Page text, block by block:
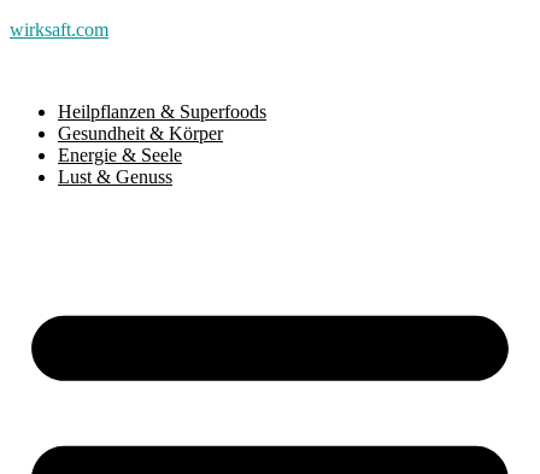
wirksaft.com
Heilpflanzen & Superfoods
Gesundheit & Körper
Energie & Seele
Lust & Genuss